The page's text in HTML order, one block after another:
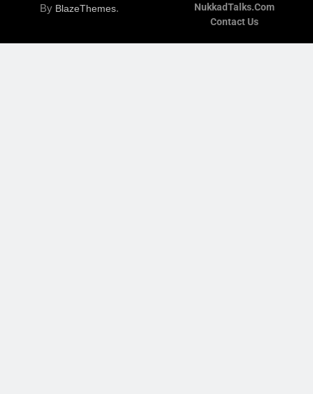
By BlazeThemes.
NukkadTalks.com
Contact Us